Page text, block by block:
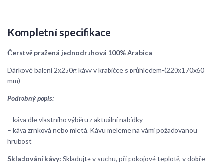
Kompletní specifikace
Čerstvě pražená jednodruhová 100% Arabica
Dárkové balení 2x250g kávy v krabičce s průhledem-(220x170x60
mm)
Podrobný popis:
– káva dle vlastního výběru z aktuální nabídky
– káva zrnková nebo mletá. Kávu meleme na vámi požadovanou
hrubost
Skladování kávy: Skladujte v suchu, při pokojové teplotě, v dobře